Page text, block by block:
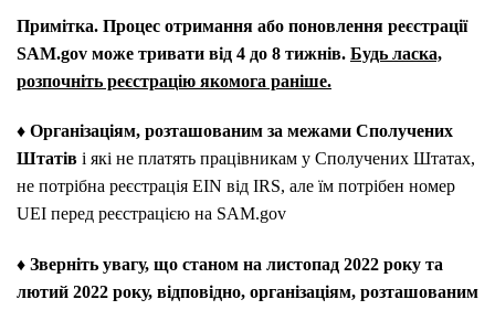
Примітка. Процес отримання або поновлення реєстрації
SAM.gov може тривати від 4 до 8 тижнів. Будь ласка,
розпочніть реєстрацію якомога раніше.
♦ Організаціям, розташованим за межами Сполучених
Штатів і які не платять працівникам у Сполучених Штатах,
не потрібна реєстрація EIN від IRS, але їм потрібен номер
UEI перед реєстрацією на SAM.gov
♦ Зверніть увагу, що станом на листопад 2022 року та
лютий 2022 року, відповідно, організаціям, розташованим